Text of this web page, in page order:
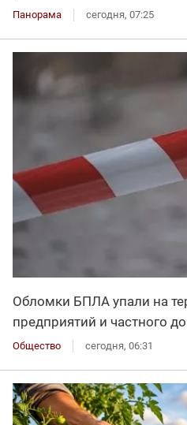
Панорама сегодня, 07:25
Обломки БПЛА упали на
предприятий и частного
Общество сегодня, 06:31